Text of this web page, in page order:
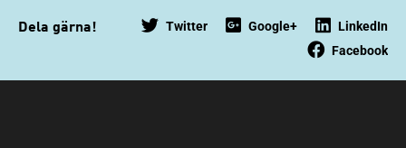
Dela gärna! LinkedIn
Google+
Twitter
Facebook